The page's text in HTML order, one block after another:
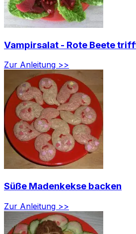
Vampirsalat - Rote Beete
Zur Anleitung >>
Süße Madenkekse backen
Zur Anleitung >>